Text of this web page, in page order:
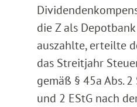
die Z als
auszahlte, erteilte
das Streitjahr
gemäß § 45a Abs.
und 2 EStG nach